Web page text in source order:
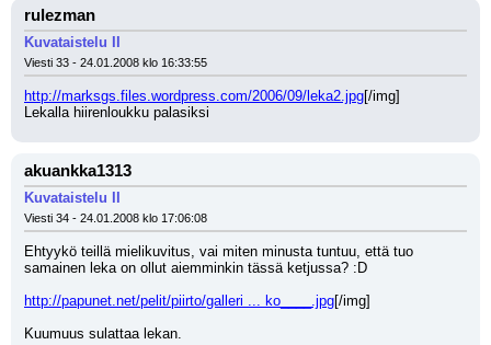
rulezman
Kuvataistelu II
Viesti 33 - 24.01.2008 klo 16:33:55
http://marksgs.files.wordpress.com/2006/09/leka2.jpg[/img]
Lekalla hiirenloukku palasiksi
akuankka1313
Kuvataistelu II
Viesti 34 - 24.01.2008 klo 17:06:08
Ehtyykö teillä mielikuvitus, vai miten minusta tuntuu, että tuo
samainen leka on ollut aiemminkin tässä ketjussa? :D
http://papunet.net/pelit/piirto/galleri ... ko____.jpg[/img]
Kuumuus sulattaa lekan.